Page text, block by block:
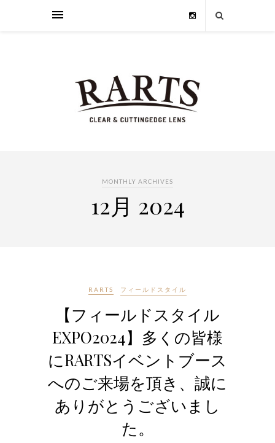
MONTHLY ARCHIVES
12月 2024
RARTS フィールドスタイル
【フィールドスタイル
EXPO2024】多くの皆様
にRARTSイベントブース
へのご来場を頂き、誠に
ありがとうございまし
た。